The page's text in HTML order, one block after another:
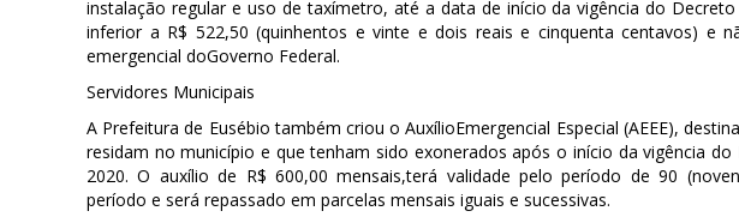
instalação regular e uso de taxímetro, até a data de início da vigência do
inferior a R$ 522,50 (quinhentos e vinte e dois reais e cinquenta centavos) e
emergencial doGoverno Federal.
Servidores Municipais
A Prefeitura de Eusébio também criou o AuxílioEmergencial Especial (AEEE),
residam no município e que tenham sido exonerados após o início da vigência
2020. O auxílio de R$ 600,00 mensais,terá validade pelo período de 90
período e será repassado em parcelas mensais iguais e sucessivas.